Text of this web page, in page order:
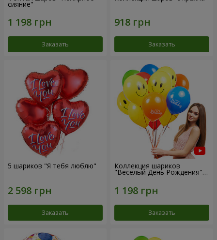
сияние"
Заказать Заказать
5 шариков "Я тебя люблю"
Заказать
Коллекция шариков
"Веселый День Рождения" -
7 шариков
Заказать